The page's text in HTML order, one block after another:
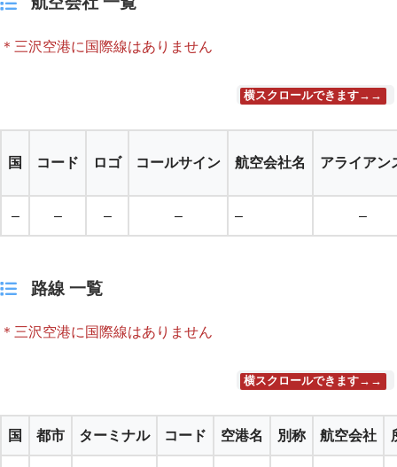
＊三沢空港に国際線はありません
横スクロールできます→→
国 コード ロゴ コールサイン 航空会社名 アライアン
– – – – – –
路線 一覧
＊三沢空港に国際線はありません
横スクロールできます→→
国 都市 ターミナル コード 空港名 別称 航空会社